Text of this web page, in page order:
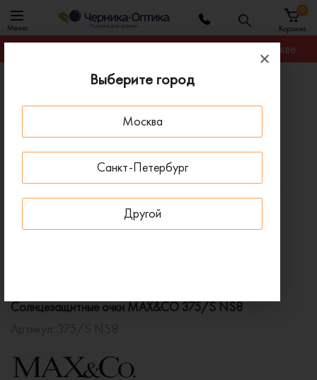
Выберите город
Москва
Санкт-Петербург
Другой
Меню Корзина
0
Гарантируем лучшую цену на любую оправу в Москве
Солнцезащитные очки
Солнцезащитные очки MAX&CO 375/S NS8
Солнцезащитные очки MAX&CO 375/S NS8
ПОД ЗАКАЗ